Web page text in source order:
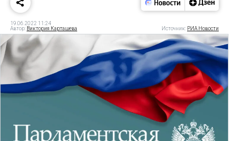
19.06.2022 11:24
Автор: Виктория Карташева Источник: РИА Новости